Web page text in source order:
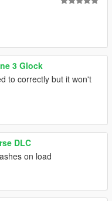
3 Glock
to correctly but it won't
DLC
on load